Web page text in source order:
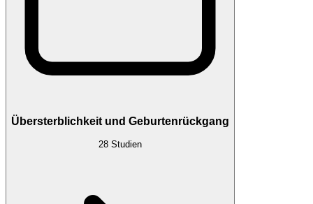
Übersterblichkeit und Geburtenrückgang
28 Studien